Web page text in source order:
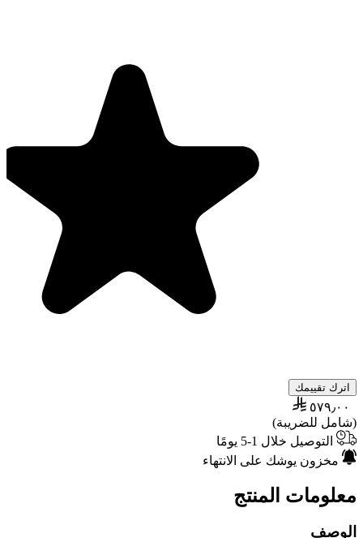
اترك تقييمك
٥٧٩٫٠٠
(شامل للضريبة)
التوصيل خلال 1-5 يومًا
مخزون يوشك على الانتهاء
معلومات المنتج
الوصف